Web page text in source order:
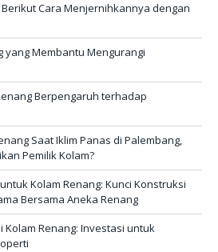
Cara Menjernihkannya dengan
yang Membantu Mengurangi
Berpengaruh terhadap
Saat Iklim Panas di Palembang,
Pemilik Kolam?
Kolam Renang: Kunci Konstruksi
Bersama Aneka Renang
Renang: Investasi untuk